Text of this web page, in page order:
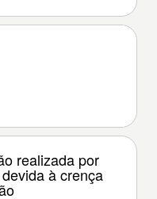
realizada por
à crença